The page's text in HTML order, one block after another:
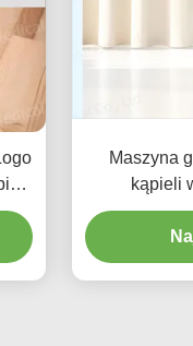
Maszyna
kąpieli